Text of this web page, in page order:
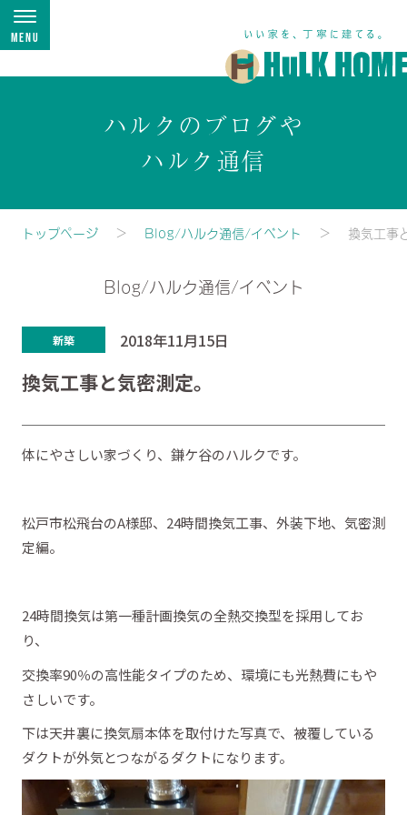
Menu
ハルクのブログや
ハルク通信
トップページ Blog/ハルク通信/イベント 換気工事
Blog/ハルク通信/イベント
新築 2018年11月15日
換気工事と気密測定。
体にやさしい家づくり、鎌ケ谷のハルクです。
松戸市松飛台のA様邸、24時間換気工事、外装下地、気密測
定編。
24時間換気は第一種計画換気の全熱交換型を採用してお
り、
交換率90％の高性能タイプのため、環境にも光熱費にもや
さしいです。
下は天井裏に換気扇本体を取付けた写真で、被覆している
ダクトが外気とつながるダクトになります。